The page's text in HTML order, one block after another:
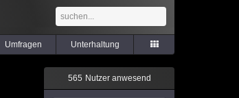
Umfragen Unterhaltung
565 Nutzer anwesend